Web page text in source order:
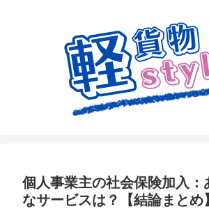
個人事業主の社会保険加入：
なサービスは？【結論まとめ】